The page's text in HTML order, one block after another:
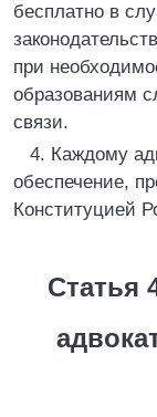
бесплатно в
при
образованиям
связи.
4. Каждому
обеспечение,
Конституцией
Статья